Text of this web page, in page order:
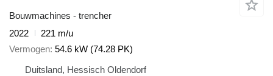
Bouwmachines - trencher
2022
221 m/u
Vermogen 54.6 kW (74.28 PK)
Duitsland, Hessisch Oldendorf